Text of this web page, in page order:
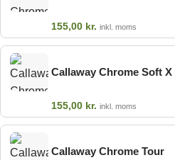
155,00 kr. inkl. moms
Callaway Chrome Soft X
155,00 kr. inkl. moms
Callaway Chrome Tour